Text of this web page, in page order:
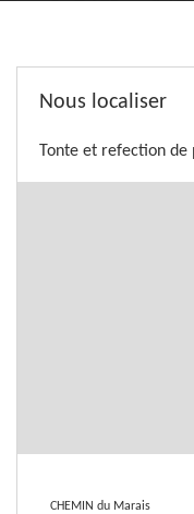
Nous localiser
Tonte et refection
CHEMIN du Marais